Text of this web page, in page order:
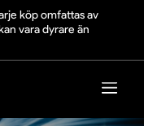
köp omfattas av
vara dyrare än